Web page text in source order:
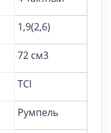
1,9(2,6)
72 см3
TCI
Румпель